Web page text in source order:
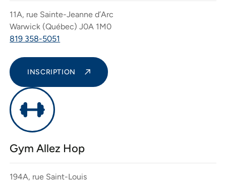
11A, rue Sainte-Jeanne d’Arc
Warwick (Québec) J0A 1M0
819 358-5051
INSCRIPTION
Gym Allez Hop
194A, rue Saint-Louis